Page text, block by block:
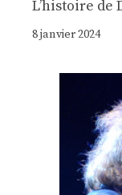
Lʼhistoire de
8 janvier 2024